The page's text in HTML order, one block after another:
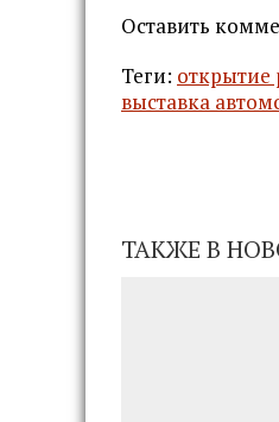
Оставить
Теги: открытие
выставка
ТАКЖЕ В